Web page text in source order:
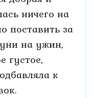
ничего на
поставить за
на ужин,
густое,
к